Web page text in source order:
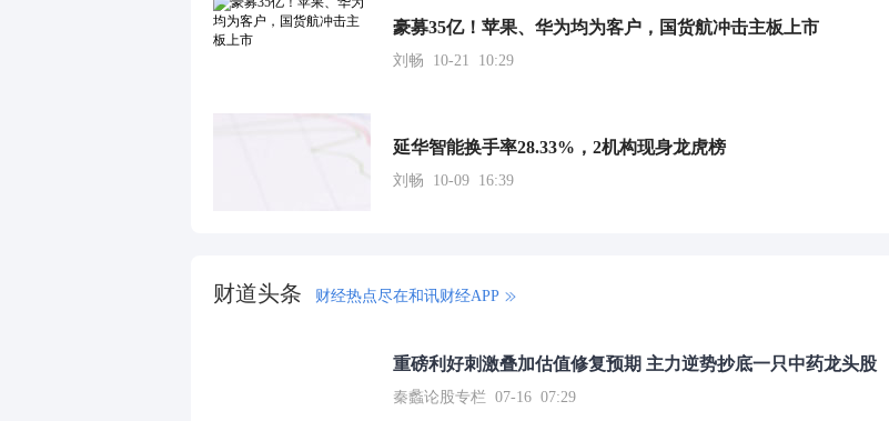
豪募35亿！苹果、华为均为客户，国货航冲击主板上市
刘畅 10-21 10:29
延华智能换手率28.33%，2机构现身龙虎榜
刘畅 10-09 16:39
财道头条 财经热点尽在和讯财经APP
重磅利好刺激叠加估值修复预期 主力逆势抄底一只中药龙头股
秦蠡论股专栏 07-16 07:29